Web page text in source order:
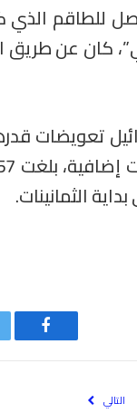
للطاقم الذي
كان عن طريق
التالي